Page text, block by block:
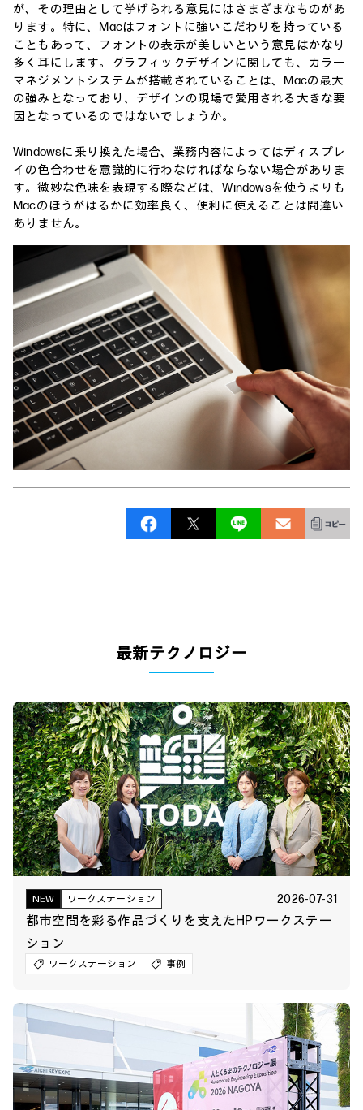
が、その理由として挙げられる意見にはさまざまなものがあ
ります。特に、Macはフォントに強いこだわりを持っている
こともあって、フォントの表示が美しいという意見はかなり
多く耳にします。グラフィックデザインに関しても、カラー
マネジメントシステムが搭載されていることは、Macの最大
の強みとなっており、デザインの現場で愛用される大きな要
因となっているのではないでしょうか。
Windowsに乗り換えた場合、業務内容によってはディスプレ
イの色合わせを意識的に行わなければならない場合がありま
す。微妙な色味を表現する際などは、Windowsを使うよりも
Macのほうがはるかに効率良く、便利に使えることは間違い
ありません。
最新テクノロジー
NEW ワークステーション 2026-07-31
都市空間を彩る作品づくりを支えたHPワークステー
ション
ワークステーション 事例